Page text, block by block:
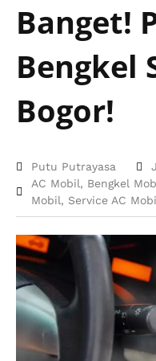
Banget!
Bengkel
Bogor!
Putu Putrayasa
AC Mobil, Bengkel
Mobil, Service AC